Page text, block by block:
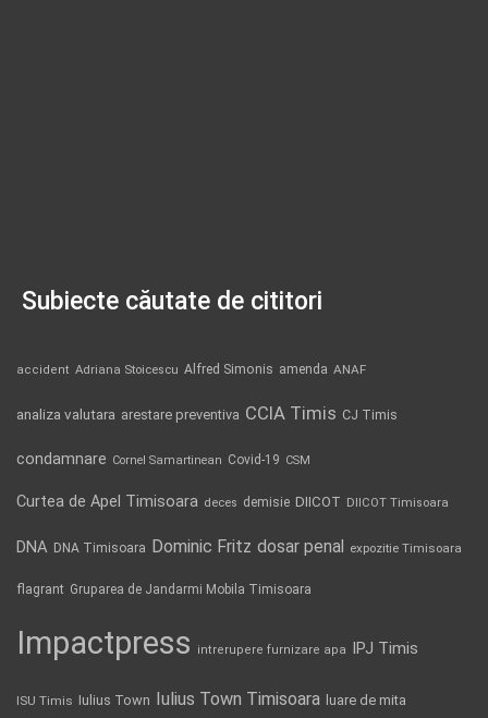
Subiecte căutate de cititori
accident Adriana Stoicescu Alfred Simonis amenda ANAF
analiza valutara arestare preventiva CCIA Timis CJ Timis
condamnare Cornel Samartinean Covid-19 CSM
Curtea de Apel Timisoara deces demisie DIICOT DIICOT Timisoara
DNA DNA Timisoara Dominic Fritz dosar penal expozitie Timisoara
flagrant Gruparea de Jandarmi Mobila Timisoara
Impactpress intrerupere furnizare apa IPJ Timis
ISU Timis Iulius Town Iulius Town Timisoara luare de mita